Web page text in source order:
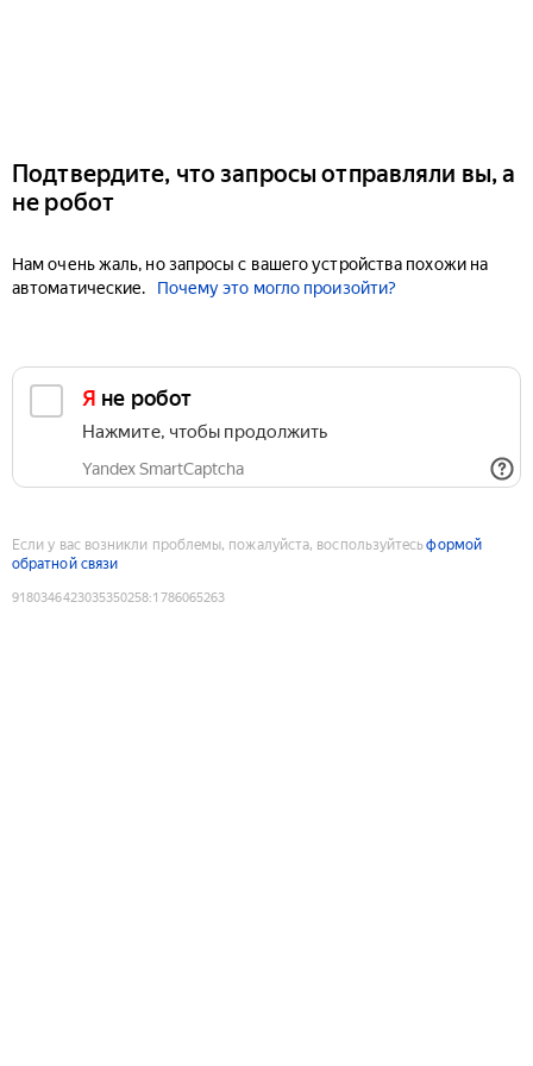
Подтвердите, что запросы отправляли вы, а
не робот
Нам очень жаль, но запросы с вашего устройства похожи на
автоматические.
Почему это могло произойти?
Я не робот
Нажмите, чтобы продолжить
Yandex SmartCaptcha
Если у вас возникли проблемы, пожалуйста, воспользуйтесьформой
обратной связи
9180346423035350258:1786065263